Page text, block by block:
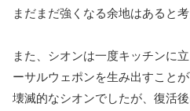
まだまだ強くなる余地はあると考
また、シオンは一度キッチンに
ーサルウェポンを生み出すこと
壊滅的なシオンでしたが、復活